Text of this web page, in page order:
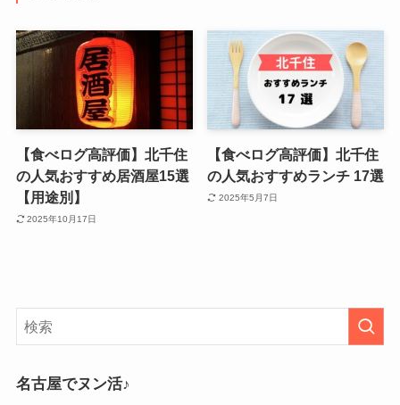
【食べログ高評価】北千住
の人気おすすめ居酒屋15選
【用途別】
2025年10月17日
【食べログ高評価】北千住
の人気おすすめランチ 17選
2025年5月7日
名古屋でヌン活♪